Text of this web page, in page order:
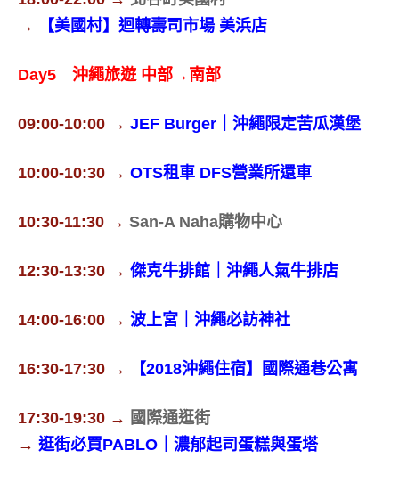
→
【美國村】迴轉壽司市場 美浜店
Day5 沖繩旅遊 中部→南部
09:00-10:00 → JEF Burger｜沖繩限定苦瓜漢堡
10:00-10:30 → OTS租車 DFS營業所還車
10:30-11:30 → San-A Naha購物中心
12:30-13:30 → 傑克牛排館｜沖繩人氣牛排店
14:00-16:00 → 波上宮｜沖繩必訪神社
16:30-17:30 → 【2018沖繩住宿】國際通巷公寓
17:30-19:30 → 國際通逛街
→ 逛街必買PABLO｜濃郁起司蛋糕與蛋塔